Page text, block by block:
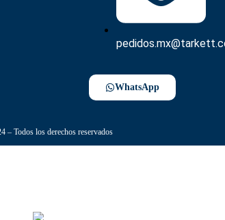
WhatsApp
– Todos los derechos reservados